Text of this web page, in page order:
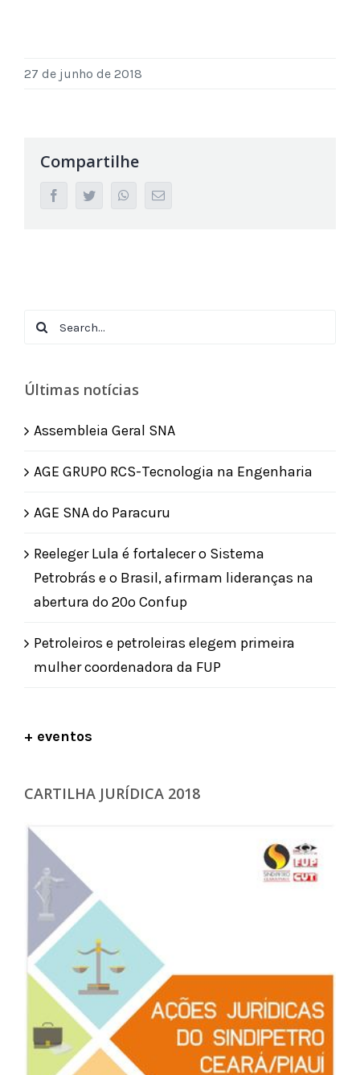
27 de junho de 2018
Compartilhe
facebooktwitter whatsappEmail
Search
Últimas notícias
Assembleia Geral SNA
AGE GRUPO RCS-Tecnologia na Engenharia
AGE SNA do Paracuru
Reeleger Lula é fortalecer o Sistema
Petrobrás e o Brasil, afirmam lideranças na
abertura do 20º Confup
Petroleiros e petroleiras elegem primeira
mulher coordenadora da FUP
+ eventos
CARTILHA JURÍDICA 2018